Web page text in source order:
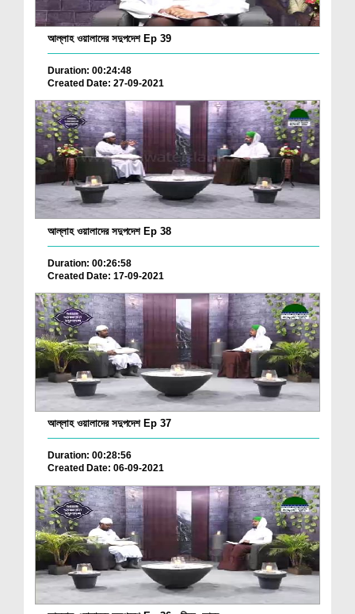
আল্লাহ ওয়ালাদের সদুপদেশ Ep 39
Duration: 00:24:48
Created Date: 27-09-2021
আল্লাহ ওয়ালাদের সদুপদেশ Ep 38
Duration: 00:26:58
Created Date: 17-09-2021
আল্লাহ ওয়ালাদের সদুপদেশ Ep 37
Duration: 00:28:56
Created Date: 06-09-2021